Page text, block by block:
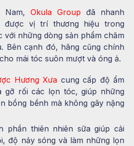
Nam, Okula Group đã nhanh
được vị trí thương hiệu trong
với những dòng sản phẩm chăm
Bên cạnh đó, hãng cũng chính
mái tóc suôn mượt và óng ả.
Hương Xưa cung cấp độ ẩm
gỡ rối các lọn tóc, giúp những
bồng bềnh mà không gây nặng
phần thiên nhiên sữa giúp cải
độ nảy sóng và làm những lọn